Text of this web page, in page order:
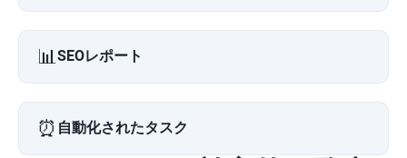
📊 SEOレポート
⏰ 自動化されたタスク